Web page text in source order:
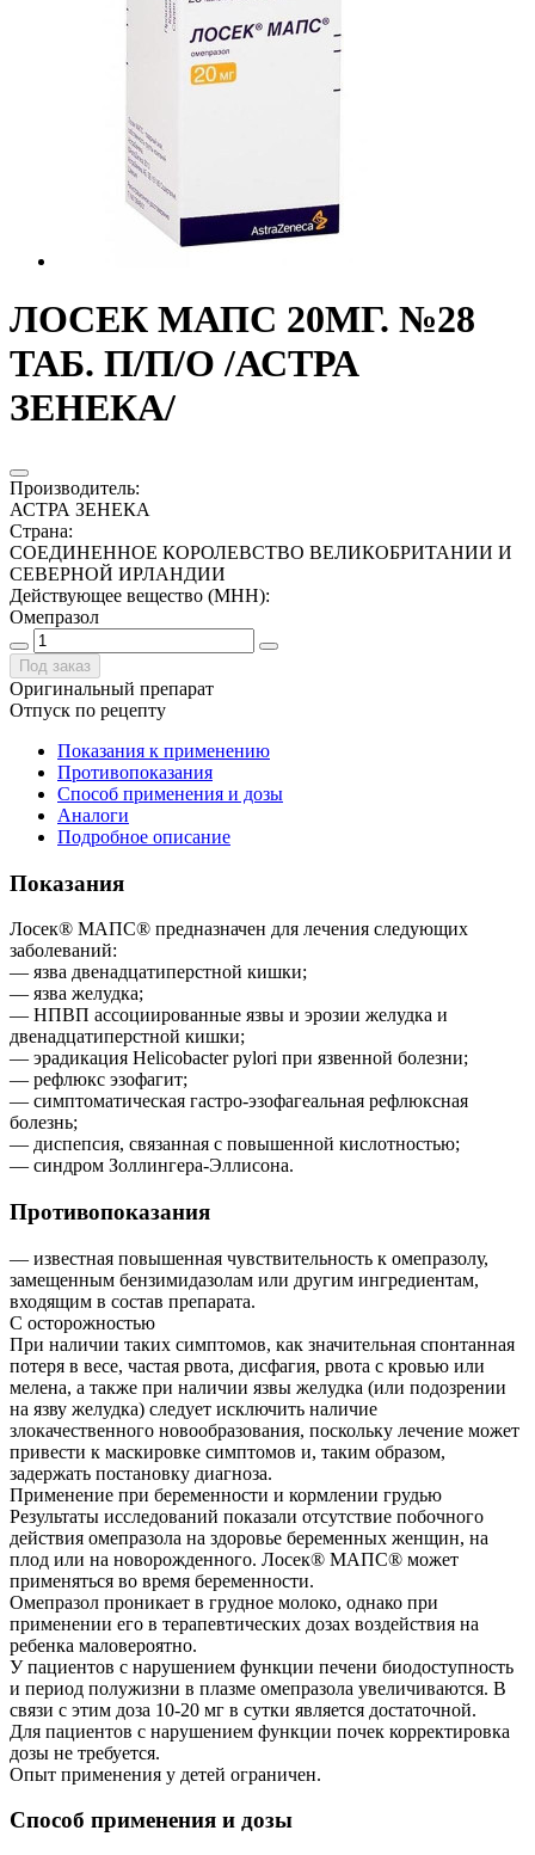
ЛОСЕК МАПС 20МГ. №28
ТАБ. П/П/О /АСТРА
ЗЕНЕКА/
Производитель:
АСТРА ЗЕНЕКА
Страна:
СОЕДИНЕННОЕ КОРОЛЕВСТВО ВЕЛИКОБРИТАНИИ И
СЕВЕРНОЙ ИРЛАНДИИ
Действующее вещество (МНН):
Омепразол
Под заказ
Оригинальный препарат
Отпуск по рецепту
Показания к применению
Противопоказания
Способ применения и дозы
Аналоги
Подробное описание
Показания
Лосек® МАПС® предназначен для лечения следующих
заболеваний:
— язва двенадцатиперстной кишки;
— язва желудка;
— НПВП ассоциированные язвы и эрозии желудка и
двенадцатиперстной кишки;
— эрадикация Helicobacter pylori при язвенной болезни;
— рефлюкс эзофагит;
— симптоматическая гастро-эзофагеальная рефлюксная
болезнь;
— диспепсия, связанная с повышенной кислотностью;
— синдром Золлингера-Эллисона.
Противопоказания
— известная повышенная чувствительность к омепразолу,
замещенным бензимидазолам или другим ингредиентам,
входящим в состав препарата.
С осторожностью
При наличии таких симптомов, как значительная спонтанная
потеря в весе, частая рвота, дисфагия, рвота с кровью или
мелена, а также при наличии язвы желудка (или подозрении
на язву желудка) следует исключить наличие
злокачественного новообразования, поскольку лечение может
привести к маскировке симптомов и, таким образом,
задержать постановку диагноза.
Применение при беременности и кормлении грудью
Результаты исследований показали отсутствие побочного
действия омепразола на здоровье беременных женщин, на
плод или на новорожденного. Лосек® МАПС® может
применяться во время беременности.
Омепразол проникает в грудное молоко, однако при
применении его в терапевтических дозах воздействия на
ребенка маловероятно.
У пациентов с нарушением функции печени биодоступность
и период полужизни в плазме омепразола увеличиваются. В
связи с этим доза 10-20 мг в сутки является достаточной.
Для пациентов с нарушением функции почек корректировка
дозы не требуется.
Опыт применения у детей ограничен.
Способ применения и дозы